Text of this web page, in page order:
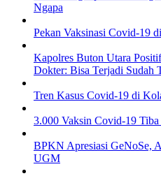
Ngapa
Pekan Vaksinasi Covid-19
Kapolres Buton Utara
Dokter: Bisa Terjadi Sudah
Tren Kasus Covid-19 di
3.000 Vaksin Covid-19
BPKN Apresiasi GeNoSe,
UGM